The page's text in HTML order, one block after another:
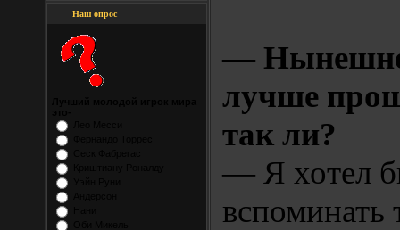
Наш опрос
—
лучше
так ли?
— Я хотел
вспоминать